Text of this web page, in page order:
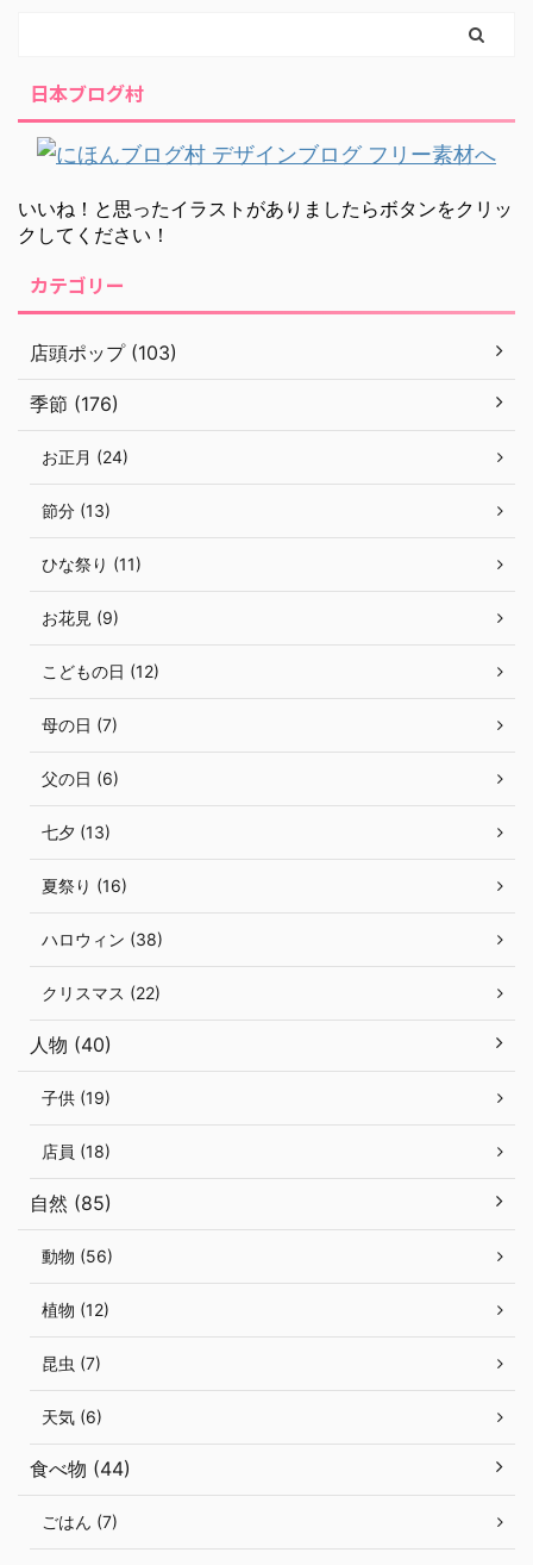
日本ブログ村
いいね！と思ったイラストがありましたらボタンをクリッ
クしてください！
カテゴリー
店頭ポップ (103)
季節 (176)
お正月 (24)
節分 (13)
ひな祭り (11)
お花見 (9)
こどもの日 (12)
母の日 (7)
父の日 (6)
七夕 (13)
夏祭り (16)
ハロウィン (38)
クリスマス (22)
人物 (40)
子供 (19)
店員 (18)
自然 (85)
動物 (56)
植物 (12)
昆虫 (7)
天気 (6)
食べ物 (44)
ごはん (7)